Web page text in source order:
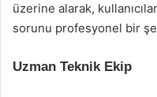
üzerine alarak,
sorunu profesyonel bir
Uzman Teknik Ekip